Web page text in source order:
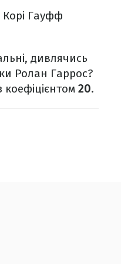
Гауфф
дивлячись
Ролан Гаррос?
20.